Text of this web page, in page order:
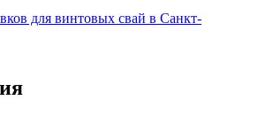
для винтовых свай в Санкт-